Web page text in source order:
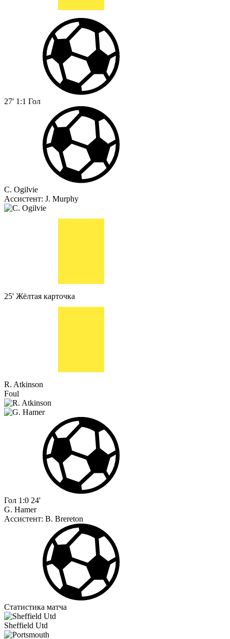
27' 1:1 Гол
C. Ogilvie
Ассистент: J. Murphy
25' Жёлтая карточка
R. Atkinson
Foul
Гол 1:0 24'
G. Hamer
Ассистент: B. Brereton
Статистика матча
Sheffield Utd